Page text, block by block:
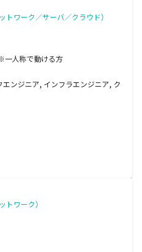
トワーク／サーバ／クラウド）
一人称で動ける方
ンジニア, インフラエンジニア, ク
トワーク）